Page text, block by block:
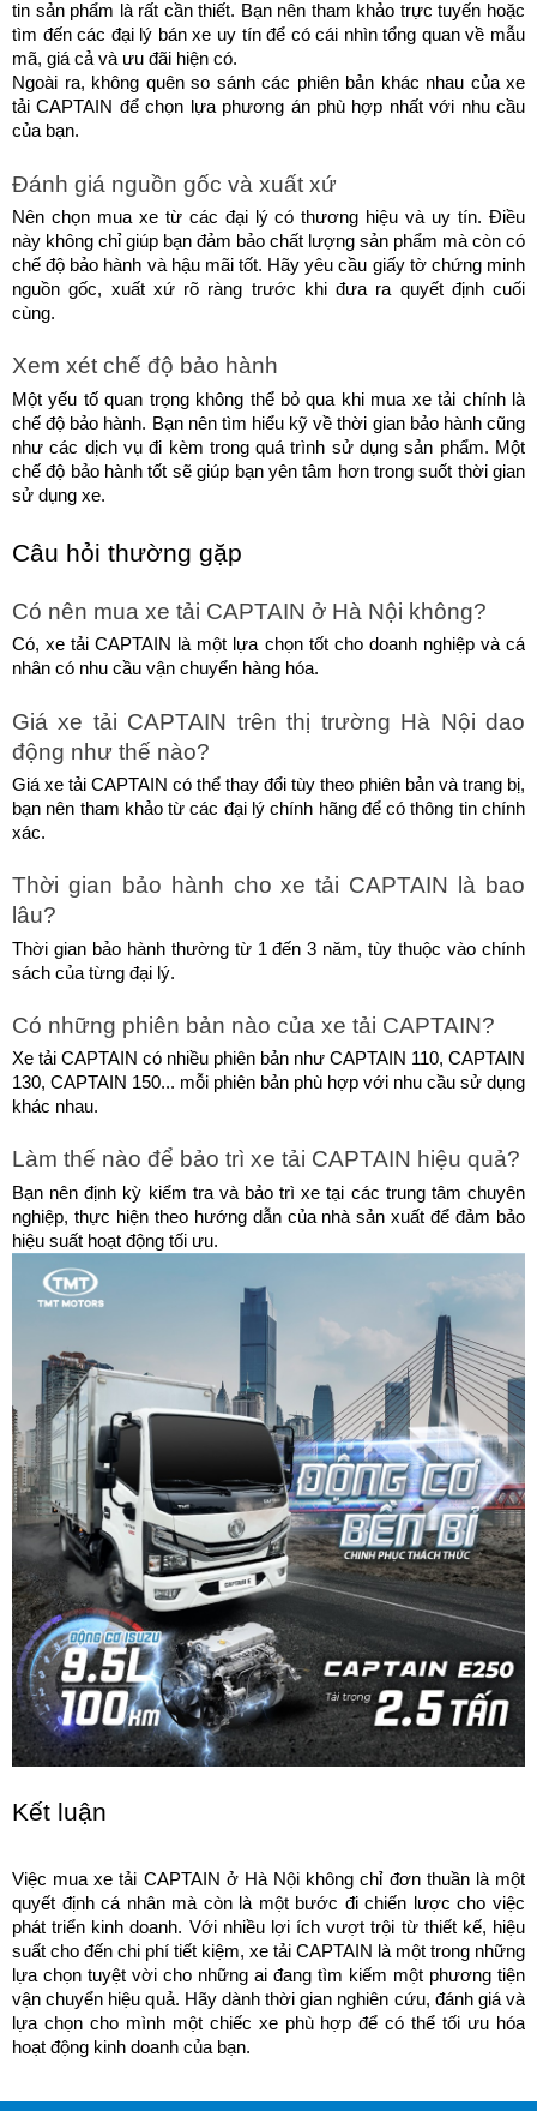
tin sản phẩm là rất cần thiết. Bạn nên tham khảo trực tuyến hoặc
tìm đến các đại lý bán xe uy tín để có cái nhìn tổng quan về mẫu
mã, giá cả và ưu đãi hiện có.
Ngoài ra, không quên so sánh các phiên bản khác nhau của xe
tải CAPTAIN để chọn lựa phương án phù hợp nhất với nhu cầu
của bạn.
Đánh giá nguồn gốc và xuất xứ
Nên chọn mua xe từ các đại lý có thương hiệu và uy tín. Điều
này không chỉ giúp bạn đảm bảo chất lượng sản phẩm mà còn có
chế độ bảo hành và hậu mãi tốt. Hãy yêu cầu giấy tờ chứng minh
nguồn gốc, xuất xứ rõ ràng trước khi đưa ra quyết định cuối
cùng.
Xem xét chế độ bảo hành
Một yếu tố quan trọng không thể bỏ qua khi mua xe tải chính là
chế độ bảo hành. Bạn nên tìm hiểu kỹ về thời gian bảo hành cũng
như các dịch vụ đi kèm trong quá trình sử dụng sản phẩm. Một
chế độ bảo hành tốt sẽ giúp bạn yên tâm hơn trong suốt thời gian
sử dụng xe.
Câu hỏi thường gặp
Có nên mua xe tải CAPTAIN ở Hà Nội không?
Có, xe tải CAPTAIN là một lựa chọn tốt cho doanh nghiệp và cá
nhân có nhu cầu vận chuyển hàng hóa.
Giá xe tải CAPTAIN trên thị trường Hà Nội dao
động như thế nào?
Giá xe tải CAPTAIN có thể thay đổi tùy theo phiên bản và trang bị,
bạn nên tham khảo từ các đại lý chính hãng để có thông tin chính
xác.
Thời gian bảo hành cho xe tải CAPTAIN là bao
lâu?
Thời gian bảo hành thường từ 1 đến 3 năm, tùy thuộc vào chính
sách của từng đại lý.
Có những phiên bản nào của xe tải CAPTAIN?
Xe tải CAPTAIN có nhiều phiên bản như CAPTAIN 110, CAPTAIN
130, CAPTAIN 150... mỗi phiên bản phù hợp với nhu cầu sử dụng
khác nhau.
Làm thế nào để bảo trì xe tải CAPTAIN hiệu quả?
Bạn nên định kỳ kiểm tra và bảo trì xe tại các trung tâm chuyên
nghiệp, thực hiện theo hướng dẫn của nhà sản xuất để đảm bảo
hiệu suất hoạt động tối ưu.
Kết luận
Việc mua xe tải CAPTAIN ở Hà Nội không chỉ đơn thuần là một
quyết định cá nhân mà còn là một bước đi chiến lược cho việc
phát triển kinh doanh. Với nhiều lợi ích vượt trội từ thiết kế, hiệu
suất cho đến chi phí tiết kiệm, xe tải CAPTAIN là một trong những
lựa chọn tuyệt vời cho những ai đang tìm kiếm một phương tiện
vận chuyển hiệu quả. Hãy dành thời gian nghiên cứu, đánh giá và
lựa chọn cho mình một chiếc xe phù hợp để có thể tối ưu hóa
hoạt động kinh doanh của bạn.